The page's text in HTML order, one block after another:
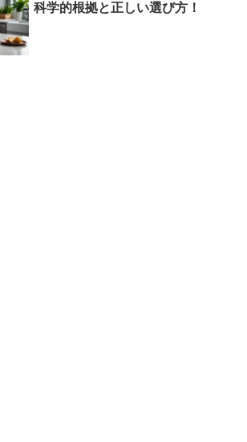
科学的根拠と正しい選び方！